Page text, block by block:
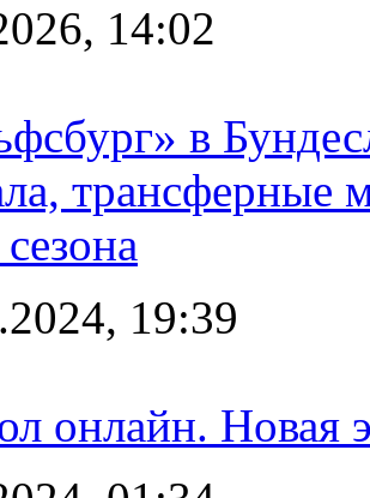
14:02
в
трансферные
19:39
онлайн. Новая